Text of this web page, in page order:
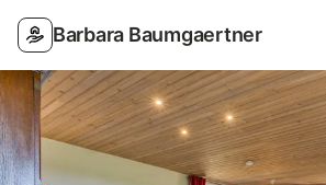
Barbara Baumgaertner
Photos Équipements Avis des voyageurs